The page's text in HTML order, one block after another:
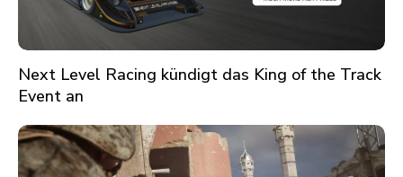
Next Level Racing kündigt das King of the Track
Event an